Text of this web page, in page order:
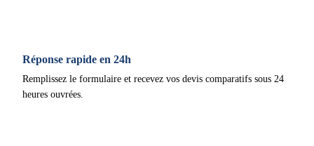
Réponse rapide en 24h
Remplissez le formulaire et recevez vos devis comparatifs sous 24
heures ouvrées.